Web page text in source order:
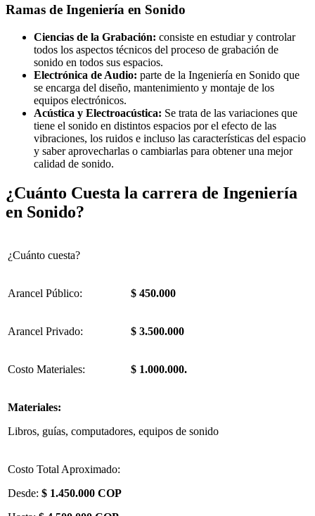
Ramas de Ingeniería en Sonido
Ciencias de la Grabación: consiste en estudiar y controlar
todos los aspectos técnicos del proceso de grabación de
sonido en todos sus espacios.
Electrónica de Audio: parte de la Ingeniería en Sonido que
se encarga del diseño, mantenimiento y montaje de los
equipos electrónicos.
Acústica y Electroacústica: Se trata de las variaciones que
tiene el sonido en distintos espacios por el efecto de las
vibraciones, los ruidos e incluso las características del espacio
y saber aprovecharlas o cambiarlas para obtener una mejor
calidad de sonido.
¿Cuánto Cuesta la carrera de Ingeniería
en Sonido?
¿Cuánto cuesta?
Arancel Público: $ 450.000
Arancel Privado: $ 3.500.000
Costo Materiales: $ 1.000.000.
Materiales:
Libros, guías, computadores, equipos de sonido
Costo Total Aproximado:
Desde: $ 1.450.000 COP